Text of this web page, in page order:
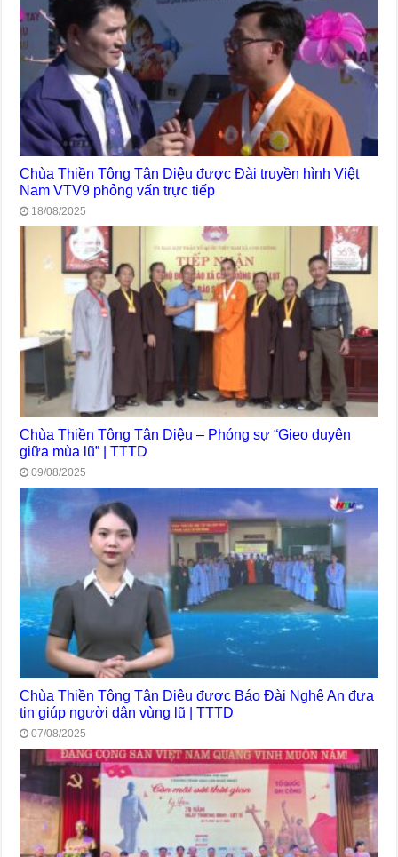
Chùa Thiền Tông Tân Diệu được Đài truyền hình Việt
Nam VTV9 phỏng vấn trực tiếp
18/08/2025
Chùa Thiền Tông Tân Diệu – Phóng sự “Gieo duyên
giữa mùa lũ” | TTTD
09/08/2025
Chùa Thiền Tông Tân Diệu được Báo Đài Nghệ An đưa
tin giúp người dân vùng lũ | TTTD
07/08/2025